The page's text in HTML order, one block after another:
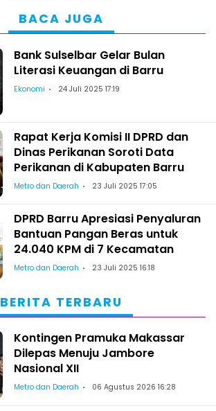
BACA JUGA
Bank Sulselbar Gelar Bulan
Literasi Keuangan di Barru
Ekonomi 24 Juli 2025 17:19
Rapat Kerja Komisi II DPRD dan
Dinas Perikanan Soroti Data
Perikanan di Kabupaten Barru
Metro dan Daerah 23 Juli 2025 17:05
DPRD Barru Apresiasi Penyaluran
Bantuan Pangan Beras untuk
24.040 KPM di 7 Kecamatan
Metro dan Daerah 23 Juli 2025 16:18
BERITA TERBARU
Kontingen Pramuka Makassar
Dilepas Menuju Jambore
Nasional XII
Metro dan Daerah 06 Agustus 2026 16:28